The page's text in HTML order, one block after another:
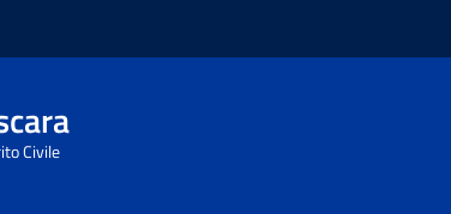
Civile
di contributi economici agli operatori culturali